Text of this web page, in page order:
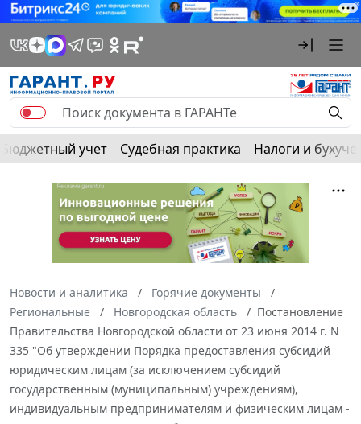
Бюджетный учет Судебная практика Налоги и
Новости и аналитика
Горячие документы
Региональные
Новгородская область
Постановление
Правительства Новгородской области от 23 июня 2014 г. N
335 "Об утверждении Порядка предоставления субсидий
юридическим лицам (за исключением субсидий
государственным (муниципальным) учреждениям),
индивидуальным предпринимателям и физическим лицам -